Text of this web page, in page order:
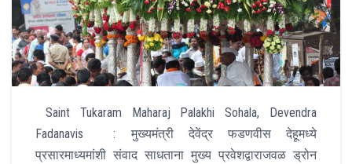
Saint Tukaram Maharaj Palakhi Sohala, Devendra
Fadanavis : मुख्यमंत्री देवेंद्र फडणवीस देहूमध्ये
प्रसारमाध्यमांशी संवाद साधताना मुख्य प्रवेशद्वाराजवळ ड्रोन